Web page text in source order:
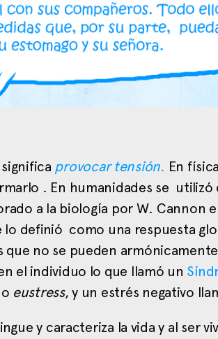
provocar tensión. En
. En humanidades se utilizó
a la biología por W. Cannon
definió como una respuesta
no se pueden
el individuo lo que llamó un
eustress, y un estrés negativo
y caracteriza la vida y al ser